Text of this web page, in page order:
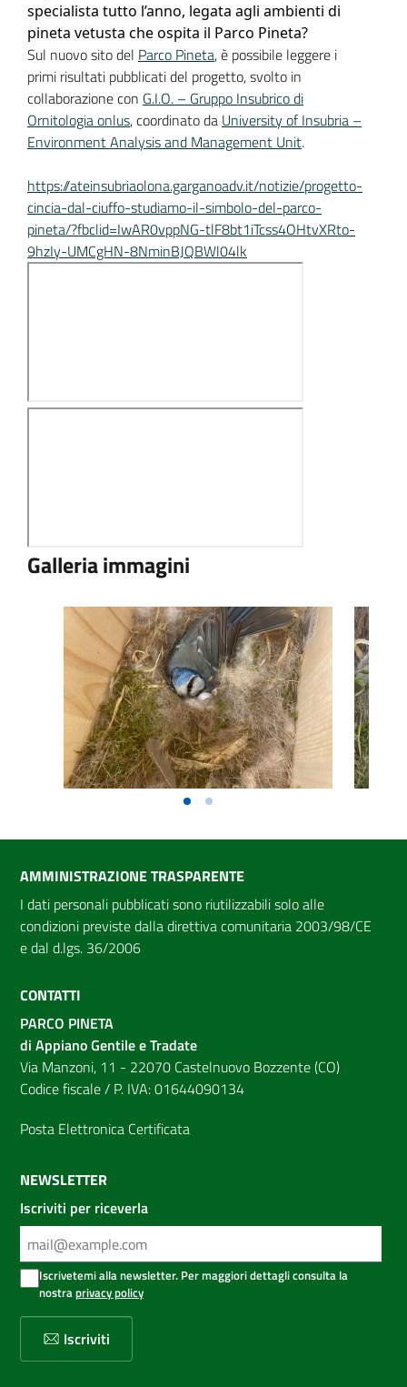
specialista tutto l’anno, legata agli ambienti di
pineta vetusta che ospita il Parco Pineta?
Sul nuovo sito del Parco Pineta, è possibile leggere i
primi risultati pubblicati del progetto, svolto in
collaborazione con G.I.O. – Gruppo Insubrico di
Ornitologia onlus, coordinato da University of Insubria –
Environment Analysis and Management Unit.
https://ateinsubriaolona.garganoadv.it/notizie/progetto-
cincia-dal-ciuffo-studiamo-il-simbolo-del-parco-
pineta/?fbclid=IwAR0vppNG-tlF8bt1iTcss4OHtvXRto-
9hzIy-UMCgHN-8NminBJQBWl04lk
Galleria immagini
AMMINISTRAZIONE TRASPARENTE
I dati personali pubblicati sono riutilizzabili solo alle
condizioni previste dalla direttiva comunitaria 2003/98/CE
e dal d.lgs. 36/2006
CONTATTI
PARCO PINETA
di Appiano Gentile e Tradate
Via Manzoni, 11 - 22070 Castelnuovo Bozzente (CO)
Codice fiscale / P. IVA: 01644090134
Posta Elettronica Certificata
NEWSLETTER
Iscriviti per riceverla
Iscrivetemi alla newsletter. Per maggiori dettagli consulta la
nostraprivacy policy
Iscriviti